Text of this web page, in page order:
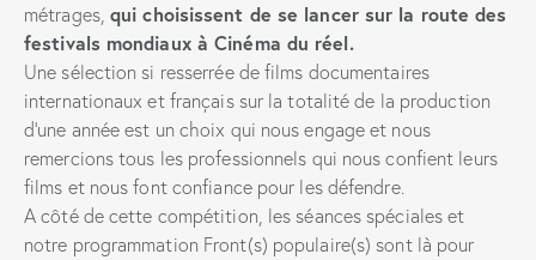
métrages, qui choisissent de se lancer sur la route des
festivals mondiaux à Cinéma du réel.
Une sélection si resserrée de films documentaires
internationaux et français sur la totalité de la production
d’une année est un choix qui nous engage et nous
remercions tous les professionnels qui nous confient leurs
films et nous font confiance pour les défendre.
A côté de cette compétition, les séances spéciales et
notre programmation Front(s) populaire(s) sont là pour